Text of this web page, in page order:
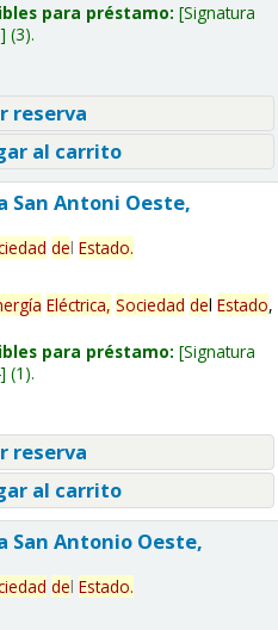
para préstamo: Signatura
(3).
reserva
al carrito
San Antoni Oeste,
del Estado.
Eléctrica, Sociedad del Estado,
para préstamo: Signatura
(1).
reserva
al carrito
Antonio Oeste,
del Estado.